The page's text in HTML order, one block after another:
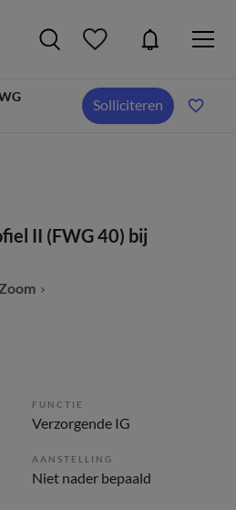
Solliciteren
II (FWG 40) bij
FUNCTIE
Verzorgende IG
AANSTELLING
Niet nader bepaald